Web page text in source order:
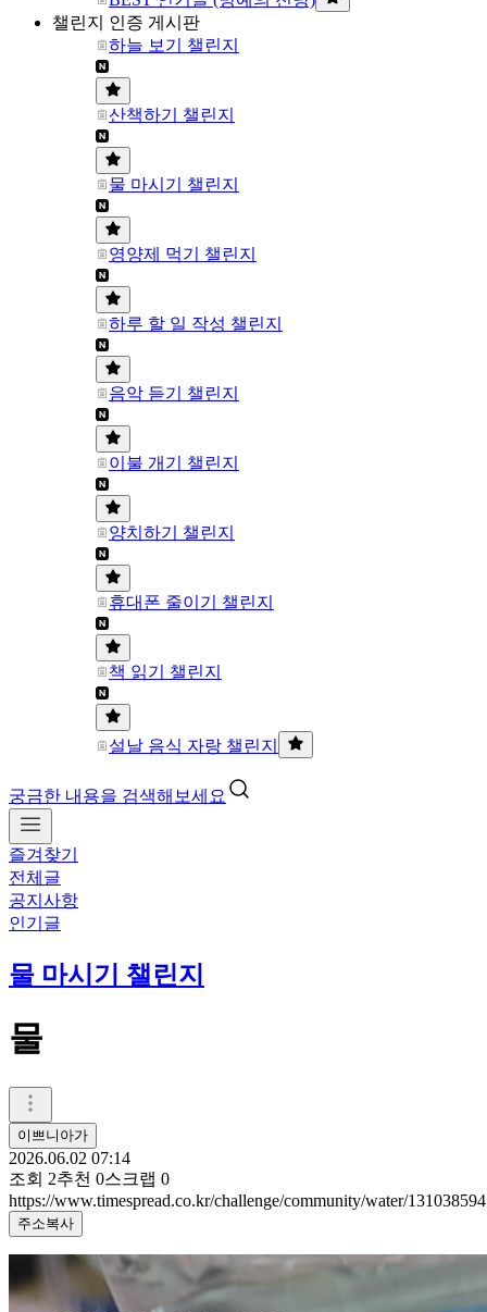
챌린지 인증 게시판
하늘 보기 챌린지
산책하기 챌린지
물 마시기 챌린지
영양제 먹기 챌린지
하루 할 일 작성 챌린지
음악 듣기 챌린지
이불 개기 챌린지
양치하기 챌린지
휴대폰 줄이기 챌린지
책 읽기 챌린지
설날 음식 자랑 챌린지
궁금한 내용을 검색해보세요
즐겨찾기
전체글
공지사항
인기글
물 마시기 챌린지
물
이쁘니아가
2026.06.02 07:14
조회 2추천 0스크랩 0
https://www.timespread.co.kr/challenge/community/water/131038594
주소복사